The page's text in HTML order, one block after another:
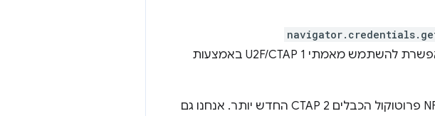
, והיא מאפשרת להשתמש מאמתי U2F/CTAP 1 באמצעות
בגרסאות הבאות נוסיף תמיכה בשירותי תחבורה נוספים כמו BLE ו-NFC פרוטוקול הכבלים CTAP 2 החדש יותר. אנחנו גם